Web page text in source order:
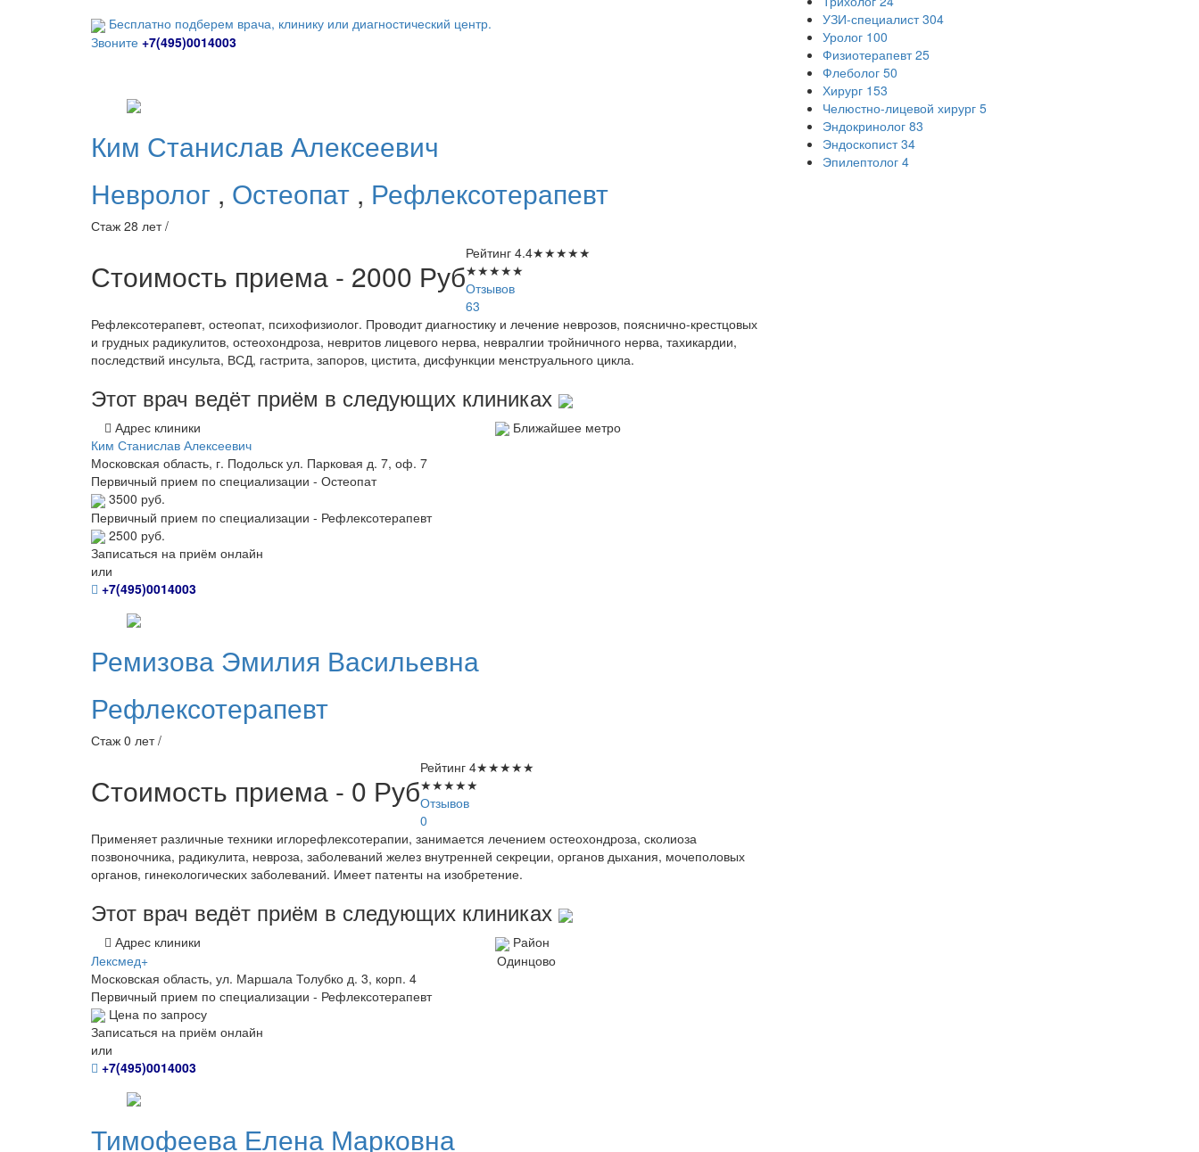
Бесплатно подберем врача, клинику или диагностический центр.
Звоните +7(495)0014003
Ким Станислав Алексеевич
Невролог , Остеопат , Рефлексотерапевт
Стаж 28 лет /
Стоимость приема - 2000 Руб
Рейтинг 4.4★★★★★
★★★★★
Отзывов
63
Рефлексотерапевт, остеопат, психофизиолог. Проводит диагностику и лечение неврозов, пояснично-крестцовых
и грудных радикулитов, остеохондроза, невритов лицевого нерва, невралгии тройничного нерва, тахикардии,
последствий инсульта, ВСД, гастрита, запоров, цистита, дисфункции менструального цикла.
Этот врач ведёт приём в следующих клиниках
Адрес клиники
Ближайшее метро
Ким Станислав Алексеевич
Московская область, г. Подольск ул. Парковая д. 7, оф. 7
Первичный прием по специализации - Остеопат
3500 руб.
Первичный прием по специализации - Рефлексотерапевт
2500 руб.
Записаться на приём онлайн
или
+7(495)0014003
Ремизова Эмилия Васильевна
Рефлексотерапевт
Стаж 0 лет /
Стоимость приема - 0 Руб
Рейтинг 4★★★★★
★★★★★
Отзывов
0
Применяет различные техники иглорефлексотерапии, занимается лечением остеохондроза, сколиоза
позвоночника, радикулита, невроза, заболеваний желез внутренней секреции, органов дыхания, мочеполовых
органов, гинекологических заболеваний. Имеет патенты на изобретение.
Этот врач ведёт приём в следующих клиниках
Адрес клиники
Район
Лексмед+
Московская область, ул. Маршала Толубко д. 3, корп. 4
Одинцово
Первичный прием по специализации - Рефлексотерапевт
Цена по запросу
Записаться на приём онлайн
или
+7(495)0014003
Тимофеева Елена Марковна
УЗИ-специалист 304
Уролог 100
Физиотерапевт 25
Флеболог 50
Хирург 153
Челюстно-лицевой хирург 5
Эндокринолог 83
Эндоскопист 34
Эпилептолог 4